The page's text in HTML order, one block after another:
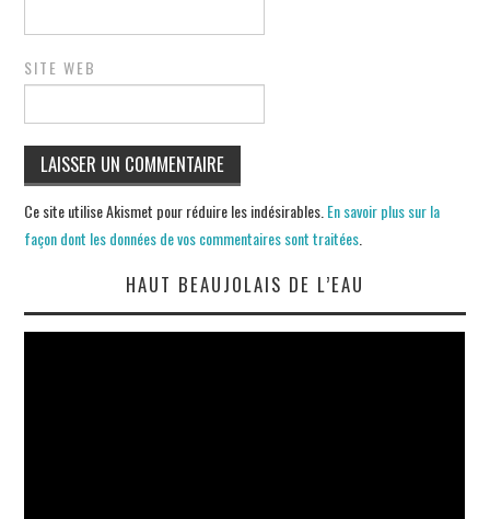
SITE WEB
Ce site utilise Akismet pour réduire les indésirables. En savoir plus sur la
façon dont les données de vos commentaires sont traitées
HAUT BEAUJOLAIS DE L’EAU